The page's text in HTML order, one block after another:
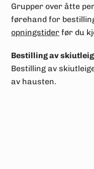
Grupper over åtte
førehand for
opningstider før du
Bestilling av
Bestilling av
av hausten.